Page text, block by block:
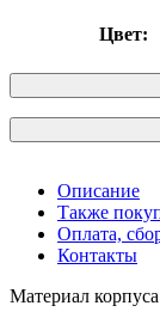
Цвет:
Описание
Также
Оплата,
Контакты
Материал